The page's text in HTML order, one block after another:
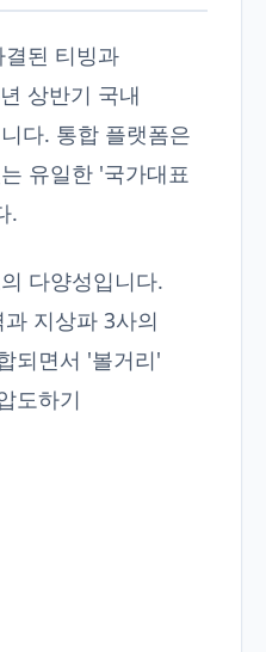
된 티빙과
상반기 국내
다. 통합 플랫폼은
유일한 '국가대표
.
다양성입니다.
지상파 3사의
되면서 '볼거리'
도하기